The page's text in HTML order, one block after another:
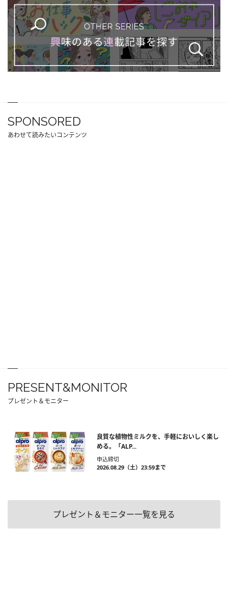
SPONSORED
あわせて読みたいコンテンツ
PRESENT&MONITOR
プレゼント＆モニター
良質な植物性ミルクを、手軽においしく楽し
める。「ALP...
申込締切
2026.08.29（土）23:59まで
プレゼント＆モニター一覧を見る